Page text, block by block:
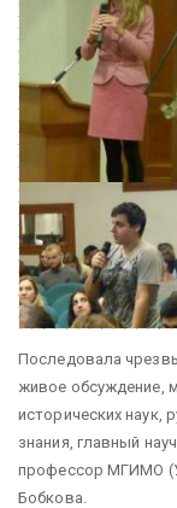
Последовала
живое обсуждение,
исторических наук,
знания, главный
профессор МГИМО
Бобкова.